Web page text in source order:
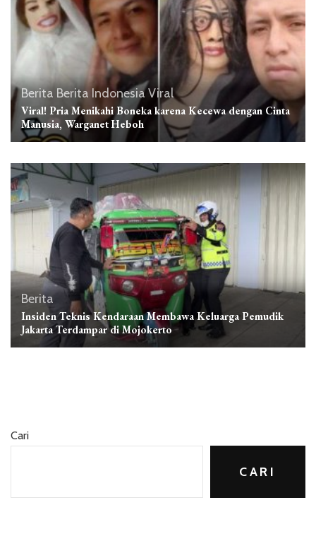
Berita Berita IndonesiaViral
Viral! Pria Menikahi Boneka karena Kecewa dengan Cinta
Manusia, Warganet Heboh
Berita
Insiden Teknis Kendaraan Membawa Keluarga Pemudik
Jakarta Terdampar di Mojokerto
Cari
CARI